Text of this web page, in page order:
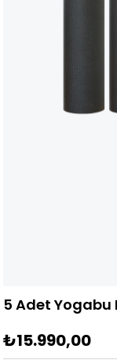
5 Adet Yogabu
₺15.990,00